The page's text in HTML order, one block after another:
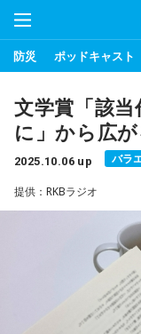
防災 ポッドキャスト
文学賞「該
に」から広
2025.10.06 up バラ
提供：RKBラジオ